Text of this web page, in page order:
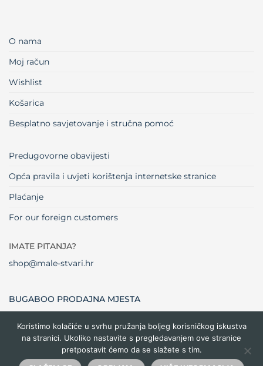
O nama
Moj račun
Wishlist
Košarica
Besplatno savjetovanje i stručna pomoć
Predugovorne obavijesti
Opća pravila i uvjeti korištenja internetske stranice
Plaćanje
For our foreign customers
IMATE PITANJA?
shop@male-stvari.hr
BUGABOO PRODAJNA MJESTA
Visa MasterCardMaestro Dinners
Club
Credit
Card
Cash
Koristimo kolačiće u svrhu pružanja boljeg korisničkog iskustva
na stranici. Ukoliko nastavite s pregledavanjem ove stranice
pretpostavit ćemo da se slažete s tim.